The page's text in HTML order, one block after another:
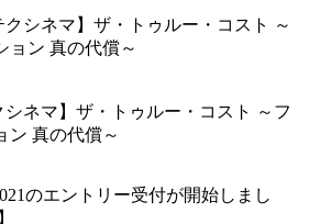
シネマ】ザ・トゥルー・コスト ～フ
ン 真の代償～